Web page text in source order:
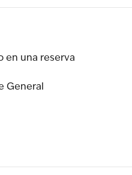
en una reserva
General